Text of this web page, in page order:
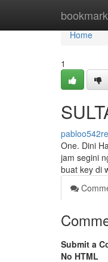
Home
Home
1
One. Dini
jam segini
buat key di
Submit a
No HTML